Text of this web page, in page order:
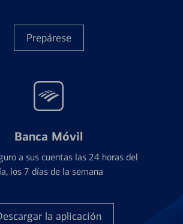
Prepárese
Banca Móvil
a sus cuentas las 24 horas del
los 7 días de la semana
la aplicación